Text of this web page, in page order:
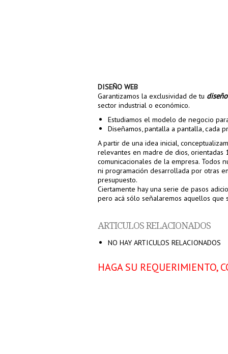
DISEÑO WEB
Garantizamos la exclusividad de tu
sector industrial o económico.
Estudiamos el modelo de negocio
Diseñamos, pantalla a pantalla, cada
A partir de una idea inicial,
relevantes en madre de dios, orientadas
comunicacionales de la empresa. Todos
ni programación desarrollada por otras
presupuesto.
Ciertamente hay una serie de pasos
pero acá sólo señalaremos aquellos
ARTICULOS RELACIONADOS
NO HAY ARTICULOS RELACIONADOS
HAGA SU REQUERIMIENTO,